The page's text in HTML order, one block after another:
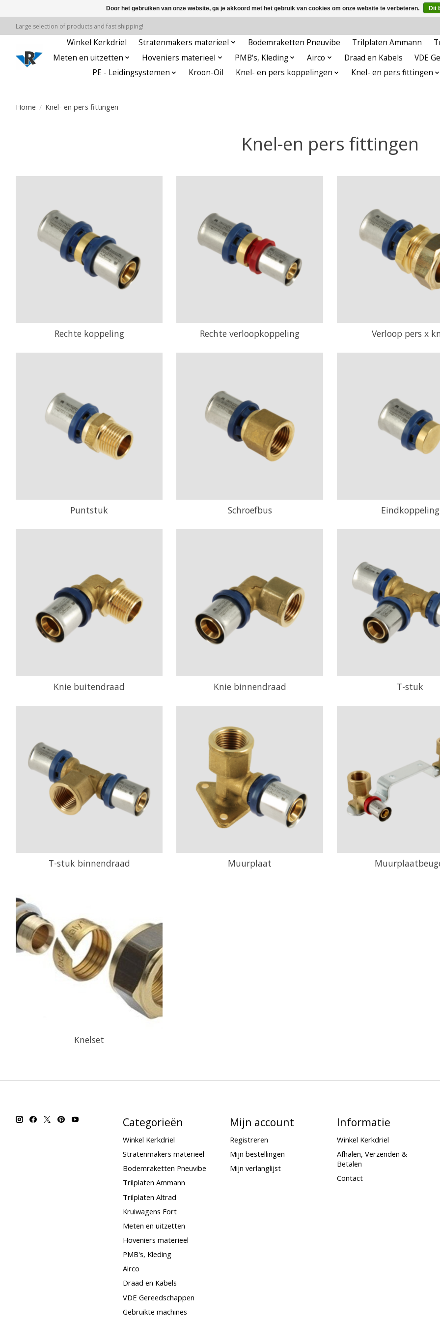
Large selection of products and fast shipping!
Winkel Kerkdriel Stratenmakers materieel Bodemraketten Pneuvibe Trilplaten Ammann
Meten en uitzetten
Hoveniers materieel PMB's, Kleding Airco Draad en Kabels
VDE
PE - Leidingsystemen
Kroon-Oil Knel- en pers koppelingen Knel- en pers fittingen
Home / Knel- en pers fittingen
Knel-en pers fittingen
Rechte koppeling Rechte verloopkoppeling Verloop pers x
Puntstuk Schroefbus Eindkoppeling
Knie buitendraad Knie binnendraad T-stuk
T-stuk binnendraad Muurplaat
Knelset
Categorieën
Winkel Kerkdriel
Stratenmakers materieel
Bodemraketten Pneuvibe
Trilplaten Ammann
Trilplaten Altrad
Kruiwagens Fort
Meten en uitzetten
Hoveniers materieel
PMB's, Kleding
Airco
Draad en Kabels
VDE Gereedschappen
Gebruikte machines
Mijn account
Registreren
Mijn bestellingen
Mijn verlanglijst
Informatie
Winkel Kerkdriel
Afhalen, Verzenden &
Betalen
Contact
Door het gebruiken van onze website, ga je akkoord met het gebruik van cookies om onze website te verbeteren. Dit